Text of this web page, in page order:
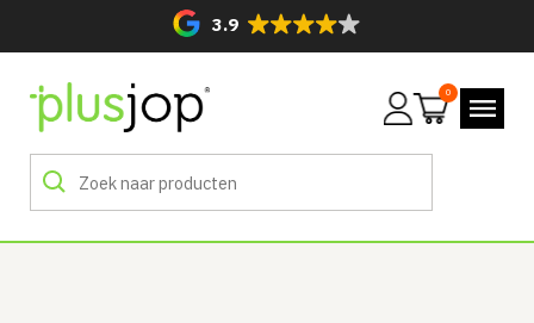
3.9
Mijn
0